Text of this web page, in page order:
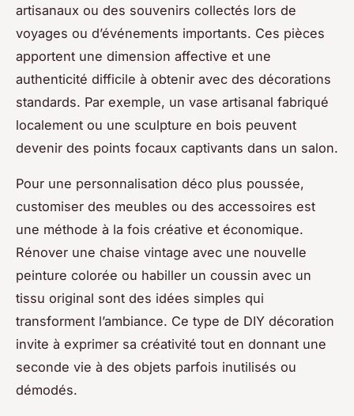
artisanaux ou des souvenirs collectés lors de
voyages ou d’événements importants. Ces pièces
apportent une dimension affective et une
authenticité difficile à obtenir avec des décorations
standards. Par exemple, un vase artisanal fabriqué
localement ou une sculpture en bois peuvent
devenir des points focaux captivants dans un salon.
Pour une personnalisation déco plus poussée,
customiser des meubles ou des accessoires est
une méthode à la fois créative et économique.
Rénover une chaise vintage avec une nouvelle
peinture colorée ou habiller un coussin avec un
tissu original sont des idées simples qui
transforment l’ambiance. Ce type de DIY décoration
invite à exprimer sa créativité tout en donnant une
seconde vie à des objets parfois inutilisés ou
démodés.